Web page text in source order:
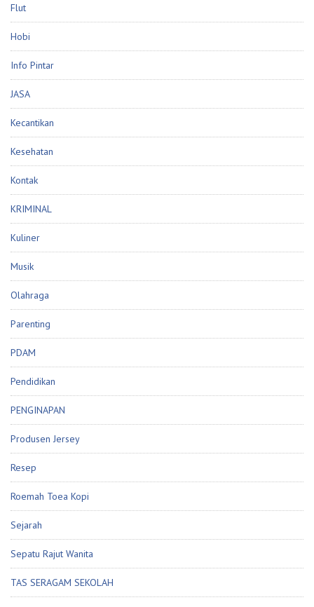
Flut
Hobi
Info Pintar
JASA
Kecantikan
Kesehatan
Kontak
KRIMINAL
Kuliner
Musik
Olahraga
Parenting
PDAM
Pendidikan
PENGINAPAN
Produsen Jersey
Resep
Roemah Toea Kopi
Sejarah
Sepatu Rajut Wanita
TAS SERAGAM SEKOLAH